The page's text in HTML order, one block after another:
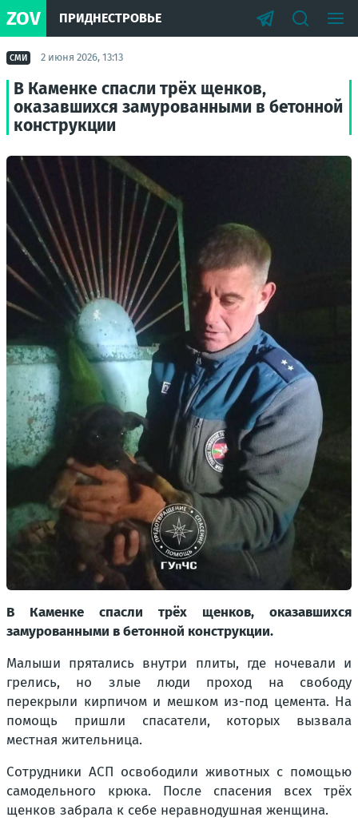
ZOV ПРИДНЕСТРОВЬЕ
СМИ 2 июня 2026, 13:13
В Каменке спасли трёх щенков,
оказавшихся замурованными в бетонной
конструкции
В Каменке спасли трёх щенков, оказавшихся
замурованными в бетонной конструкции.
Малыши прятались внутри плиты, где ночевали и
грелись, но злые люди проход на свободу
перекрыли кирпичом и мешком из-под цемента. На
помощь пришли спасатели, которых вызвала
местная жительница.
Сотрудники АСП освободили животных с помощью
самодельного крюка. После спасения всех трёх
щенков забрала к себе неравнодушная женщина.